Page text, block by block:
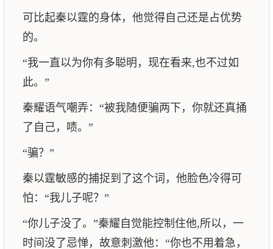
可比起秦以霆的身体，他觉得自己还是占优势
的。
“我一直以为你有多聪明，现在看来,也不过如
此。”
秦耀语气嘲弄：“被我随便骗两下，你就还真捅
了自己，啧。”
“骗？”
秦以霆敏感的捕捉到了这个词，他脸色冷得可
怕：“我儿子呢？”
“你儿子没了。”秦耀自觉能控制住他,所以，一
时间没了忌惮，故意刺激他：“你也不用着急，